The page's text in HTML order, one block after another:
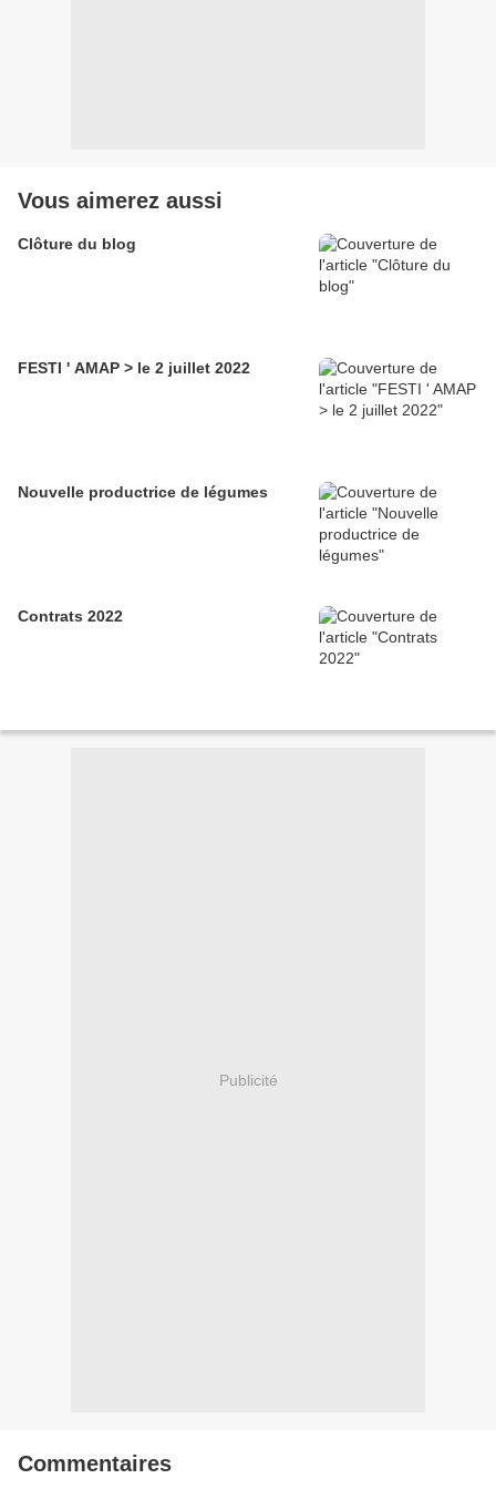
Vous aimerez aussi
Clôture du blog
FESTI ' AMAP > le 2 juillet 2022
Nouvelle productrice de légumes
Contrats 2022
Publicité
Commentaires